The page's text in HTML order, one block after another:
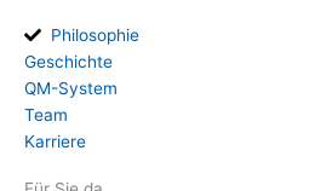
Philosophie
Geschichte
QM-System
Team
Karriere